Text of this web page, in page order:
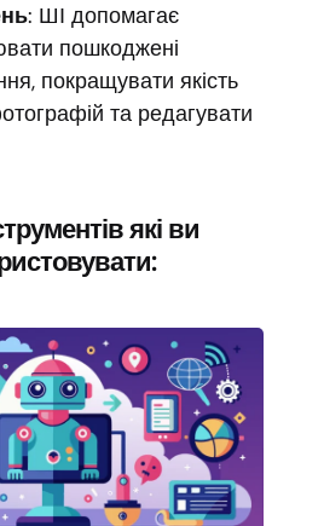
: ШІ допомагає
пошкоджені
покращувати якість
та редагувати
які ви